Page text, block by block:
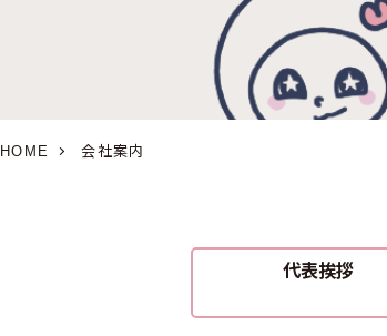
HOME 会社案内
代表挨拶